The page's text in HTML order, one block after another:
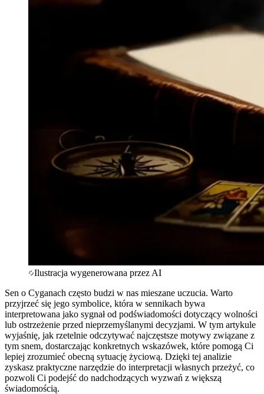
Ilustracja wygenerowana przez AI
Sen o Cyganach często budzi w nas mieszane uczucia. Warto
przyjrzeć się jego symbolice, która w sennikach bywa
interpretowana jako sygnał od podświadomości dotyczący wolności
lub ostrzeżenie przed nieprzemyślanymi decyzjami. W tym artykule
wyjaśnię, jak rzetelnie odczytywać najczęstsze motywy związane z
tym snem, dostarczając konkretnych wskazówek, które pomogą Ci
lepiej zrozumieć obecną sytuację życiową. Dzięki tej analizie
zyskasz praktyczne narzędzie do interpretacji własnych przeżyć, co
pozwoli Ci podejść do nadchodzących wyzwań z większą
świadomością.